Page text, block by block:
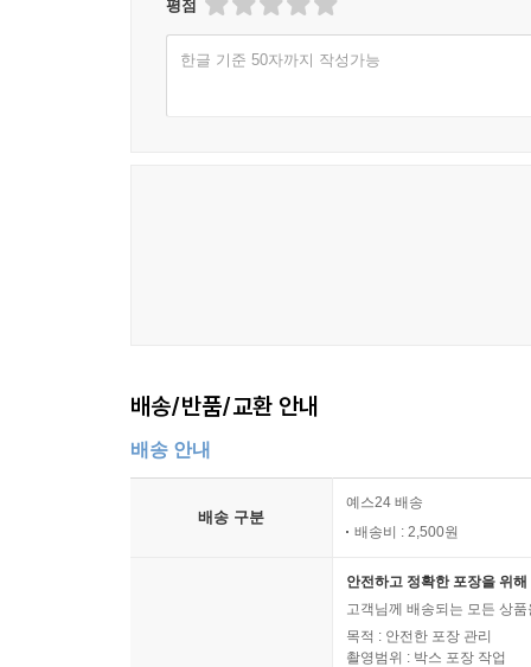
평점
한글 기준 50자까지 작성가능
배송/반품/교환 안내
배송 안내
배송 구분
예스24 배송
배송비 : 2,500원
안전하고 정확한 포장을 위
고객님께 배송되는 모든 상
목적 : 안전한 포장 관리
촬영범위 : 박스 포장 작업